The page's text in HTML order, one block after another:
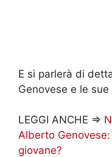
E si parlerà di
Genovese e le
LEGGI ANCHE =>
Alberto
giovane?